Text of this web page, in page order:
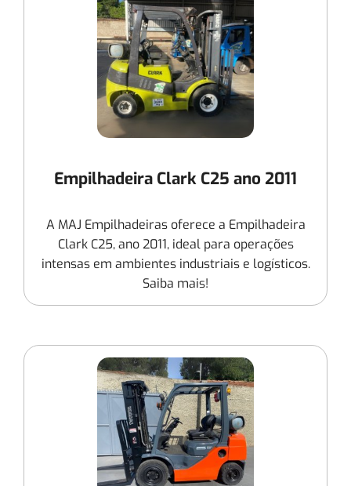
Empilhadeira Clark C25 ano 2011
A MAJ Empilhadeiras oferece a Empilhadeira
Clark C25, ano 2011, ideal para operações
intensas em ambientes industriais e logísticos.
Saiba mais!